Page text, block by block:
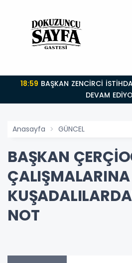
18:59
DEVAM
Anasayfa GÜNCEL
BAŞKAN
ÇALIŞMALARINA
NOT